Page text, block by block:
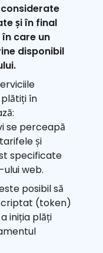
și în final
care un
disponibil
în
se perceapă
și
specificate
web.
posibil să
criptat (token)
iniția plăți